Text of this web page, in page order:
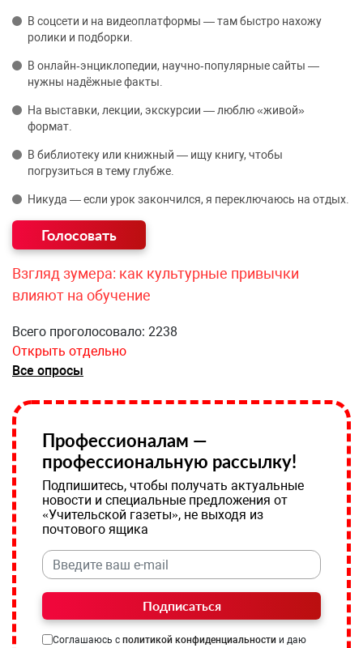
В соцсети и на видеоплатформы — там быстро нахожу
ролики и подборки.
В онлайн‑энциклопедии, научно‑популярные сайты —
нужны надёжные факты.
На выставки, лекции, экскурсии — люблю «живой»
формат.
В библиотеку или книжный — ищу книгу, чтобы
погрузиться в тему глубже.
Никуда — если урок закончился, я переключаюсь на отдых.
Взгляд зумера: как культурные привычки
влияют на обучение
Всего проголосовало: 2238
Открыть отдельно
Все опросы
Профессионалам —
профессиональную рассылку!
Подпишитесь, чтобы получать актуальные
новости и специальные предложения от
«Учительской газеты», не выходя из
почтового ящика
Подписаться
Соглашаюсь с политикой конфиденциальности и даю